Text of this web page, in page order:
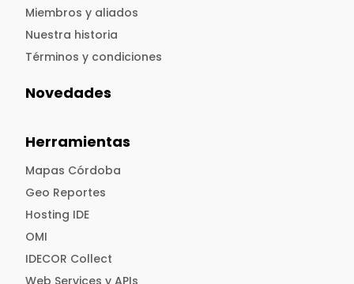
Miembros y aliados
Nuestra historia
Términos y condiciones
Novedades
Herramientas
Mapas Córdoba
Geo Reportes
Hosting IDE
OMI
IDECOR Collect